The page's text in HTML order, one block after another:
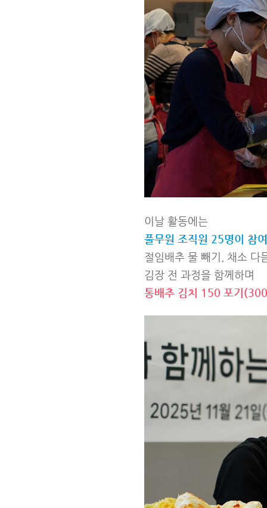
이날 활동에는
풀무원 조직원 25명이 참여
절임배추 물 빼기, 채소 다
김장 전 과정을 함께하며
통배추 김치 150 포기